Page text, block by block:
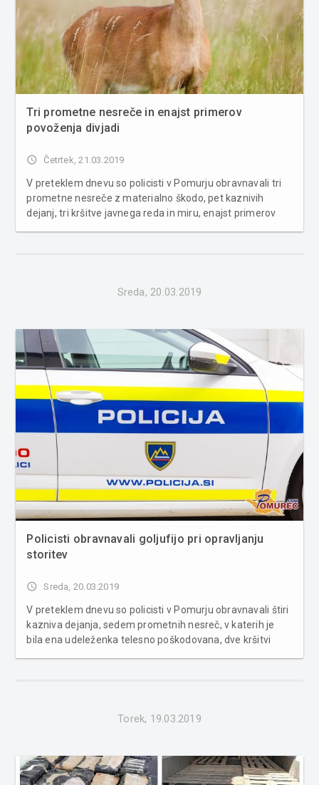
Tri prometne nesreče in enajst primerov
povoženja divjadi
access_time Četrtek, 21.03.2019
V preteklem dnevu so policisti v Pomurju obravnavali tri
prometne nesreče z materialno škodo, pet kaznivih
dejanj, tri kršitve javnega reda in miru, enajst primerov
Sreda, 20.03.2019
Policisti obravnavali goljufijo pri opravljanju
storitev
access_time Sreda, 20.03.2019
V preteklem dnevu so policisti v Pomurju obravnavali štiri
kazniva dejanja, sedem prometnih nesreč, v katerih je
bila ena udeleženka telesno poškodovana, dve kršitvi
Torek, 19.03.2019